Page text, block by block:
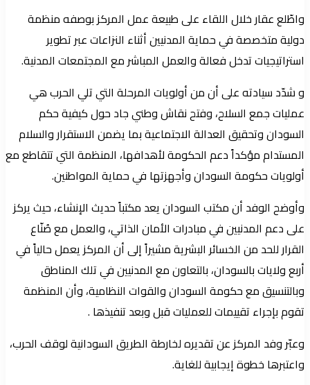
واطّلع عقار خلال اللقاء على طبيعة عمل المركز بوصفه منظمة
دولية متخصصة في حماية المدنيين أثناء النزاعات عبر تطوير
استراتيجيات تدخل فعالة والعمل المباشر مع المجتمعات المدنية.
و شدّد سيادته على أن من أولويات المرحلة التي تلي الحرب هي
عمليات جمع السلاح، وفتح نقاش وطني جاد حول كيفية حكم
السودان وتحقيق العدالة الاجتماعية بما يضمن الاستقرار والسلام
المستدام مؤكداً دعم الحكومة لأهدافها، المنظمة التي تتقاطع مع
أولويات حكومة السودان وأجهزتها في حماية المواطنين.
وأوضح الوفد أن مكتب السودان يعد مكتباً حديث الإنشاء، حيث يركز
على دعم المدنيين في مبادرات الأمان الذاتي، والعمل مع صُنّاع
القرار للحد من الخسائر البشرية مشيراً إلى أن المركز يعمل حالياً في
أربع ولايات بالسودان، بالتعاون مع المدنيين في تلك المناطق
وبالتنسيق مع حكومة السودان والقوات النظامية، وأن المنظمة
تقوم بإجراء تقييمات للعمليات قبل وبعد تنفيذها .
وعبّر وفد المركز عن تقديره لخارطة الطريق السودانية لوقف الحرب،
واعتبرها خطوة إيجابية للغاية.